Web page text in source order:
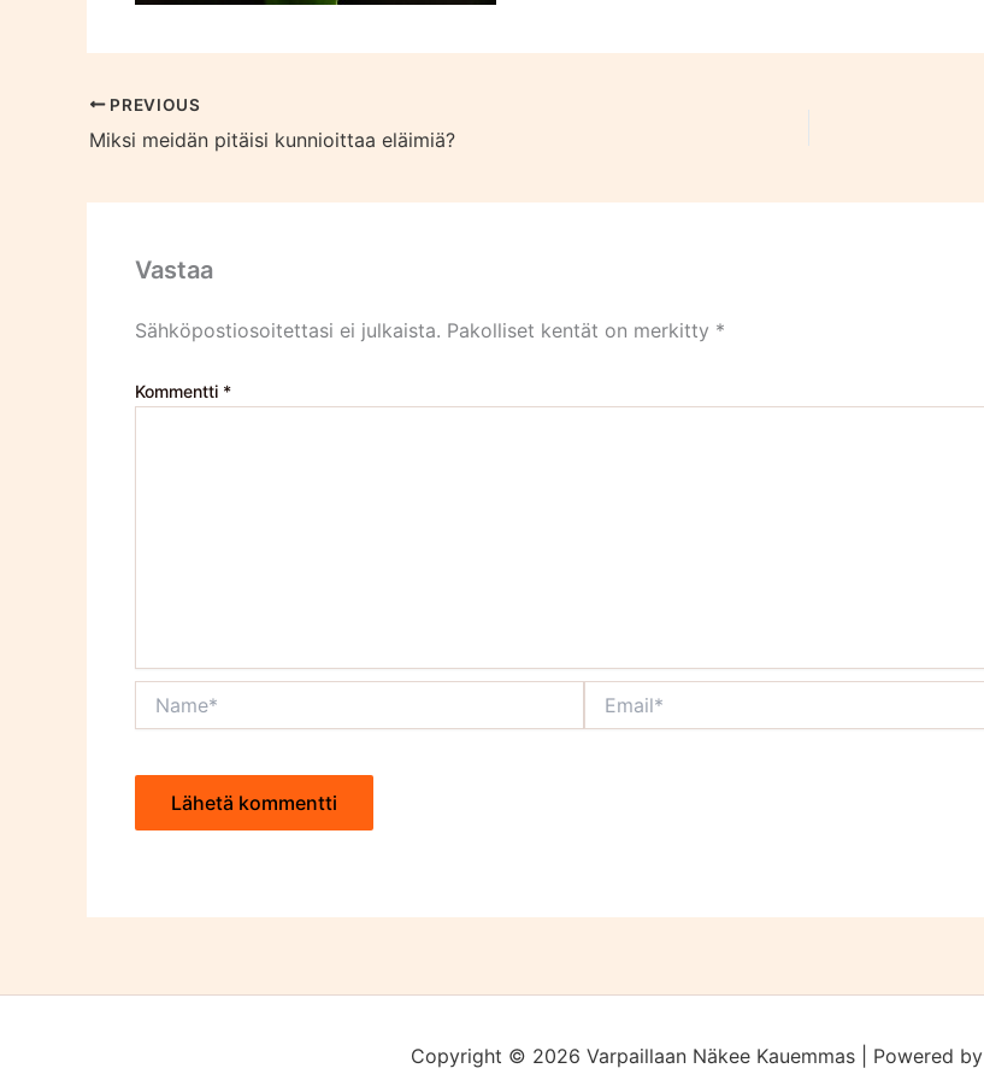
PREVIOUS
Miksi meidän pitäisi kunnioittaa eläimiä?
Vastaa
Sähköpostiosoitettasi ei julkaista. Pakolliset kentät on merkitty *
Kommentti *
Copyright © 2026 Varpaillaan Näkee Kauemmas | Powered by